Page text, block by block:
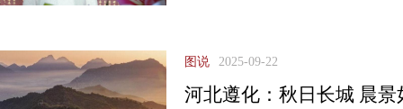
图说 2025-09-22
河北遵化：秋日长城 晨景